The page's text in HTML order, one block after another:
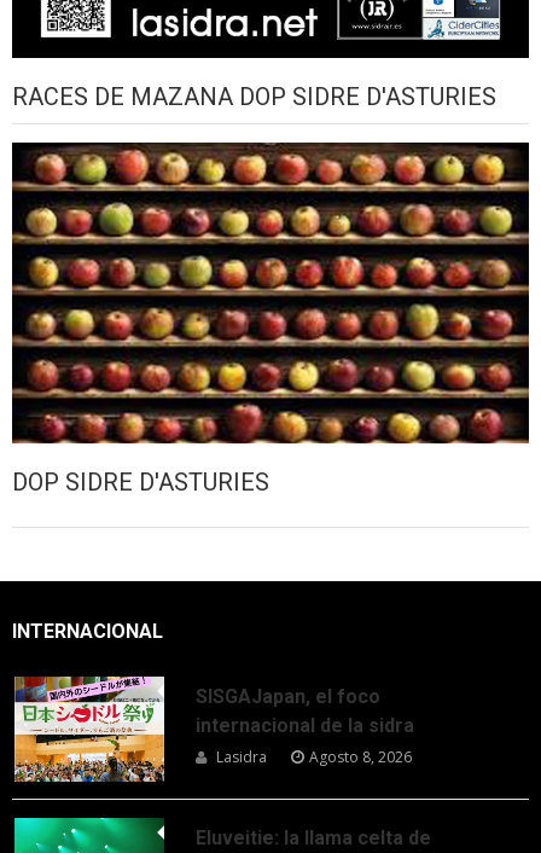
RACES DE MAZANA DOP SIDRE D'ASTURIES
DOP SIDRE D'ASTURIES
INTERNACIONAL
SISGAJapan, el foco
internacional de la sidra
Lasidra Agosto 8, 2026
Eluveitie: la llama celta de